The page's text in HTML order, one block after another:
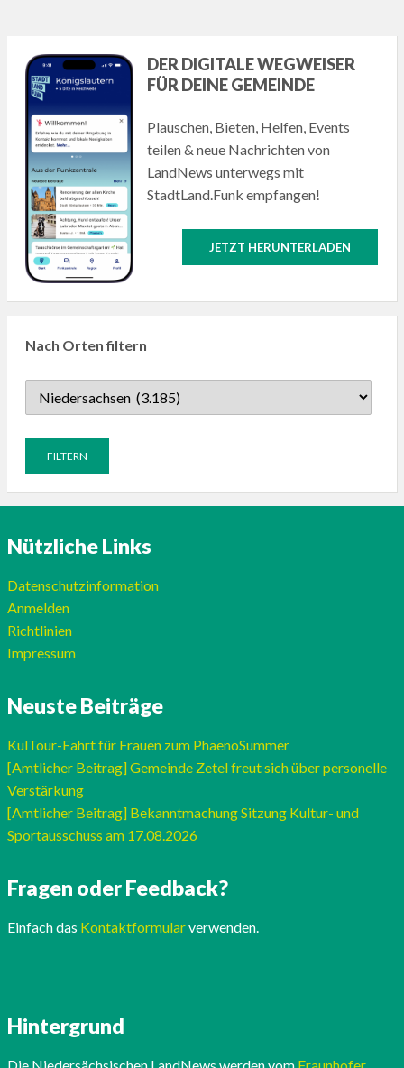
DER DIGITALE WEGWEISER
FÜR DEINE GEMEINDE
Plauschen, Bieten, Helfen, Events
teilen & neue Nachrichten von
LandNews unterwegs mit
StadtLand.Funk empfangen!
JETZT HERUNTERLADEN
Nach Orten filtern
Nützliche Links
Datenschutzinformation
Anmelden
Richtlinien
Impressum
Neuste Beiträge
KulTour-Fahrt für Frauen zum PhaenoSummer
[Amtlicher Beitrag] Gemeinde Zetel freut sich über personelle
Verstärkung
[Amtlicher Beitrag] Bekanntmachung Sitzung Kultur- und
Sportausschuss am 17.08.2026
Fragen oder Feedback?
Einfach das Kontaktformularverwenden.
Hintergrund